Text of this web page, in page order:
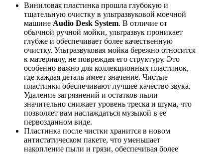
Виниловая пластинка прошла глубокую и
тщательную очистку в ультразвуковой моечной
машине Audio Desk System. В отличие от
обычной ручной мойки, ультразвук проникает
глубже и обеспечивает более качественную
очистку. Ультразвуковая мойка бережно относится
к материалу, не повреждая его структуру. Это
особенно важно для коллекционных пластинок,
где каждая деталь имеет значение. Чистые
пластинки обеспечивают лучшее качество звука.
Удаление загрязнений и остатков пыли
значительно снижает уровень треска и шума, что
позволяет вам наслаждаться музыкой в ее
первозданном виде.
Пластинка после чистки хранится в новом
антистатическом пакете, что уменьшает
накопление пыли и грязи, обеспечивая более